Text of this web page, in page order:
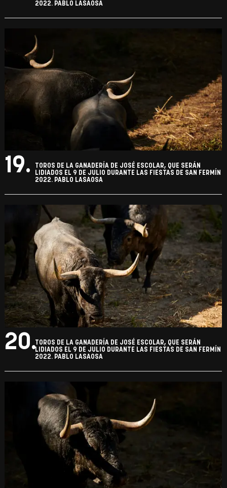
2022. PABLO LASAOSA
19.
TOROS DE LA GANADERÍA DE JOSÉ ESCOLAR, QUE SERÁN
LIDIADOS EL 9 DE JULIO DURANTE LAS FIESTAS DE SAN FERMÍN
2022. PABLO LASAOSA
20.TOROS DE LA GANADERÍA DE JOSÉ ESCOLAR, QUE SERÁN
LIDIADOS EL 9 DE JULIO DURANTE LAS FIESTAS DE SAN FERMÍN
2022. PABLO LASAOSA